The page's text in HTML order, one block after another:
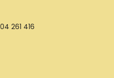
261 416